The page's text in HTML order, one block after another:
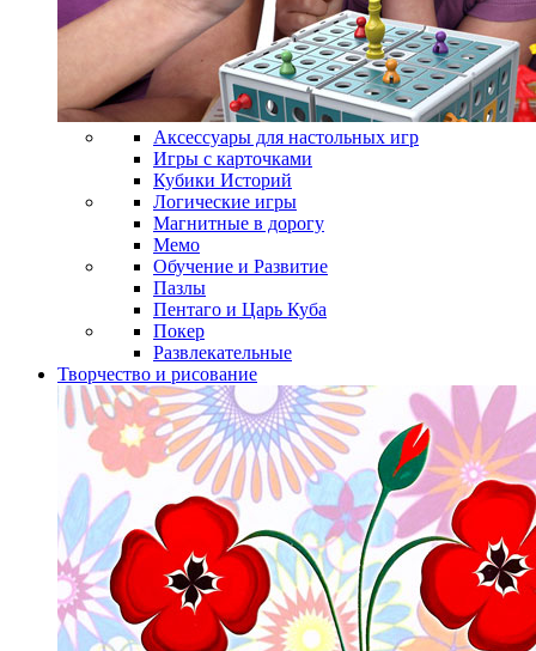
Аксессуары для настольных игр
Игры с карточками
Кубики Историй
Логические игры
Магнитные в дорогу
Мемо
Обучение и Развитие
Пазлы
Пентаго и Царь Куба
Покер
Развлекательные
Творчество и рисование